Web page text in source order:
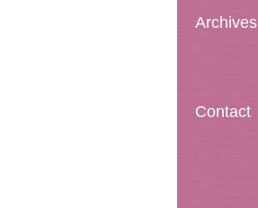
Archives
Contact